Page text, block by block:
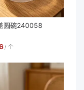
圆碗240058
/ 个